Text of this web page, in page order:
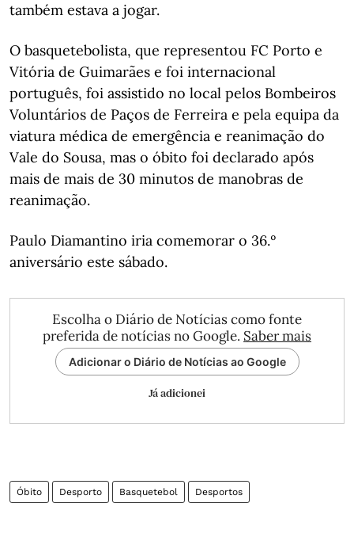
também estava a jogar.
O basquetebolista, que representou FC Porto e
Vitória de Guimarães e foi internacional
português, foi assistido no local pelos Bombeiros
Voluntários de Paços de Ferreira e pela equipa da
viatura médica de emergência e reanimação do
Vale do Sousa, mas o óbito foi declarado após
mais de mais de 30 minutos de manobras de
reanimação.
Paulo Diamantino iria comemorar o 36.º
aniversário este sábado.
Escolha o Diário de Notícias como fonte
preferida de notícias no Google. Saber mais
Adicionar o Diário de Notícias ao Google
Já adicionei
Óbito Desporto Basquetebol Desportos